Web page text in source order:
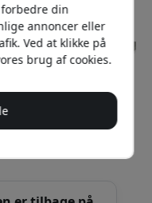
din
annoncer eller
Ved at klikke på
brug af cookies.